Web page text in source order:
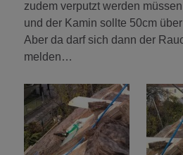
zudem verputzt werden
und der Kamin sollte 50cm
Aber da darf sich dann der
melden…